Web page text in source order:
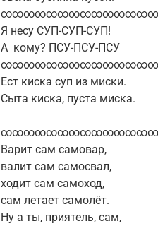
Я несу СУП-СУП-СУП!
А кому? ПСУ-ПСУ-ПСУ
Ест киска суп из миски.
Сыта киска, пуста миска.
Варит сам самовар,
валит сам самосвал,
ходит сам самоход,
сам летает самолёт.
Ну а ты, приятель, сам,